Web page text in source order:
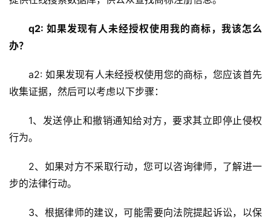
q2: 如果发现有人未经授权使用我的商标，我该怎么
办？
a2: 如果发现有人未经授权使用您的商标，您应该首先
收集证据，然后可以考虑以下步骤：
1、发送停止和撤销通知给对方，要求其立即停止侵权
行为。
2、如果对方不采取行动，您可以咨询律师，了解进一
步的法律行动。
3、根据律师的建议，可能需要向法院提起诉讼，以保